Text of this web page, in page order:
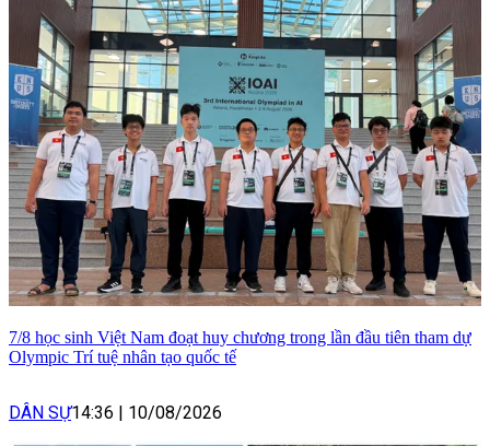
7/8 học sinh Việt Nam đoạt huy chương trong lần đầu tiên tham dự
Olympic Trí tuệ nhân tạo quốc tế
DÂN SỰ14:36 10/08/2026